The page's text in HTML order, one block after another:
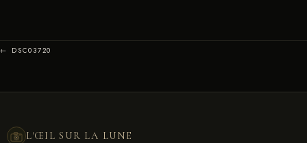
← DSC03720
L'ŒIL SUR LA LUNE